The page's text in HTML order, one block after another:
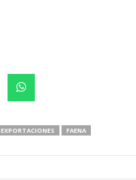
EXPORTACIONES
FAENA